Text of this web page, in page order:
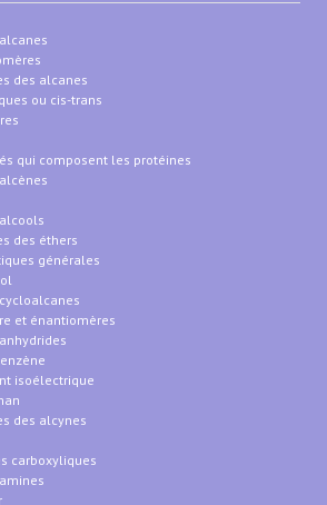
des alcanes
ou cis-trans
qui composent les protéines
des éthers
générales
et énantiomères
isoélectrique
des alcynes
carboxyliques